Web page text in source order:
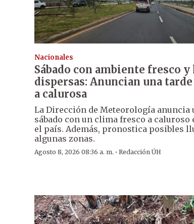
Nacionales
Sábado con ambiente fresco
dispersas: Anuncian una
a calurosa
La Dirección de Meteorología anuncia
sábado con un clima fresco a caluroso
el país. Además, pronostica posibles
algunas zonas.
Agosto 8, 2026 08:36 a. m. · Redacción ÚH